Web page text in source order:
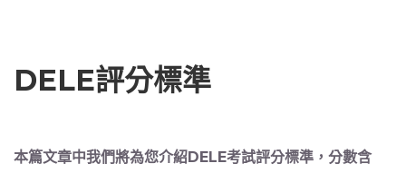
DELE評分標準
本篇文章中我們將為您介紹DELE考試評分標準，分數含